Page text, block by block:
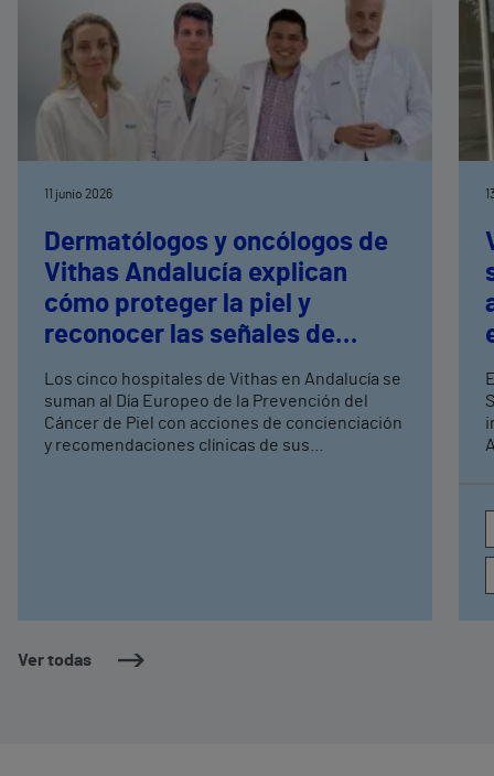
Ver todas
11 junio 2026
Dermatólogos y oncólogos de
Vithas Andalucía explican
cómo proteger la piel y
reconocer las señales de
alarma este verano
Los cinco hospitales de Vithas en Andalucía se
suman al Día Europeo de la Prevención del
Cáncer de Piel con acciones de concienciación
y recomendaciones clínicas de sus